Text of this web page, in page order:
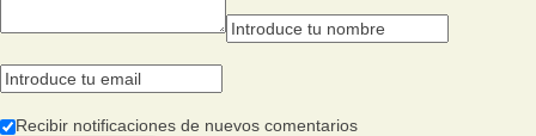
Recibir notificaciones de nuevos comentarios